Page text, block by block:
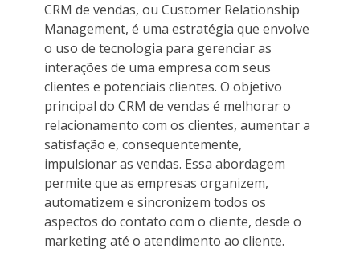
CRM de vendas, ou Customer Relationship
Management, é uma estratégia que envolve
o uso de tecnologia para gerenciar as
interações de uma empresa com seus
clientes e potenciais clientes. O objetivo
principal do CRM de vendas é melhorar o
relacionamento com os clientes, aumentar a
satisfação e, consequentemente,
impulsionar as vendas. Essa abordagem
permite que as empresas organizem,
automatizem e sincronizem todos os
aspectos do contato com o cliente, desde o
marketing até o atendimento ao cliente.